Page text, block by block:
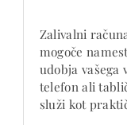
Zalivalni
mogoče
udobja vašega
telefon ali
služi kot